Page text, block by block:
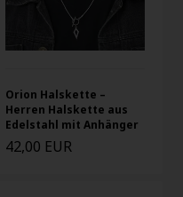
Orion Halskette –
Herren Halskette aus
Edelstahl mit Anhänger
42,00 EUR